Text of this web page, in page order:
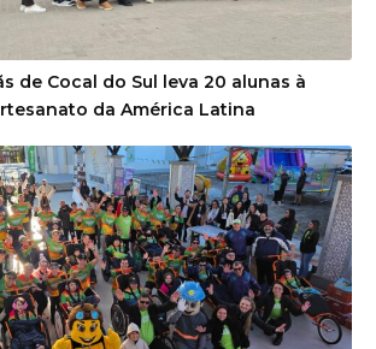
de Cocal do Sul leva 20 alunas à
da América Latina